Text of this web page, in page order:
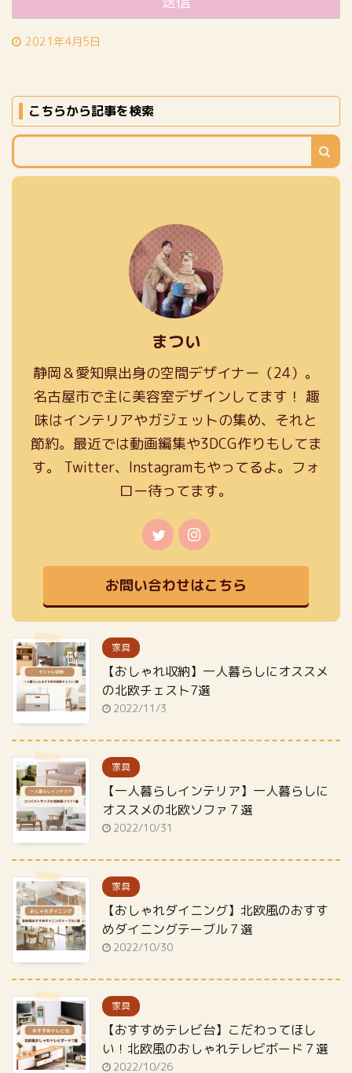
2021年4月5日
こちらから記事を検索
まつい
静岡＆愛知県出身の空間デザイナー（24）。
名古屋市で主に美容室デザインしてます！ 趣
味はインテリアやガジェットの集め、それと
節約。最近では動画編集や3DCG作りもしてま
す。 Twitter、Instagramもやってるよ。フォ
ロー待ってます。
お問い合わせはこちら
家具
【おしゃれ収納】一人暮らしにオススメ
の北欧チェスト7選
2022/11/3
家具
【一人暮らしインテリア】一人暮らしに
オススメの北欧ソファ７選
2022/10/31
家具
【おしゃれダイニング】北欧風のおすす
めダイニングテーブル７選
2022/10/30
家具
【おすすめテレビ台】こだわってほし
い！北欧風のおしゃれテレビボード７選
2022/10/26